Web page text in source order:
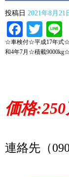
投稿日 2021年8月21
☆車検付☆平成17年式
和4年7月☆積載
価格:250
連絡先（